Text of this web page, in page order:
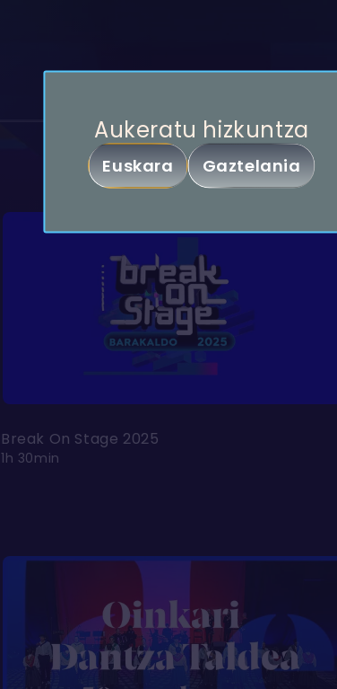
Break On Stage 2025
1h 30min
Break On Stage
Kopiatu esteka
Aukeratu hizkuntza
Euskara Gaztelania